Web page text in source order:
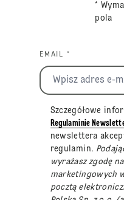
*
pola
EMAIL *
Szczegółowe
Regulaminie
newslettera
regulamin.
wyrażasz zgodę
marketingowych
pocztą